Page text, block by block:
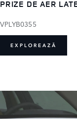
PRIZE DE AER
VPLYB0355
EXPLOREAZĂ